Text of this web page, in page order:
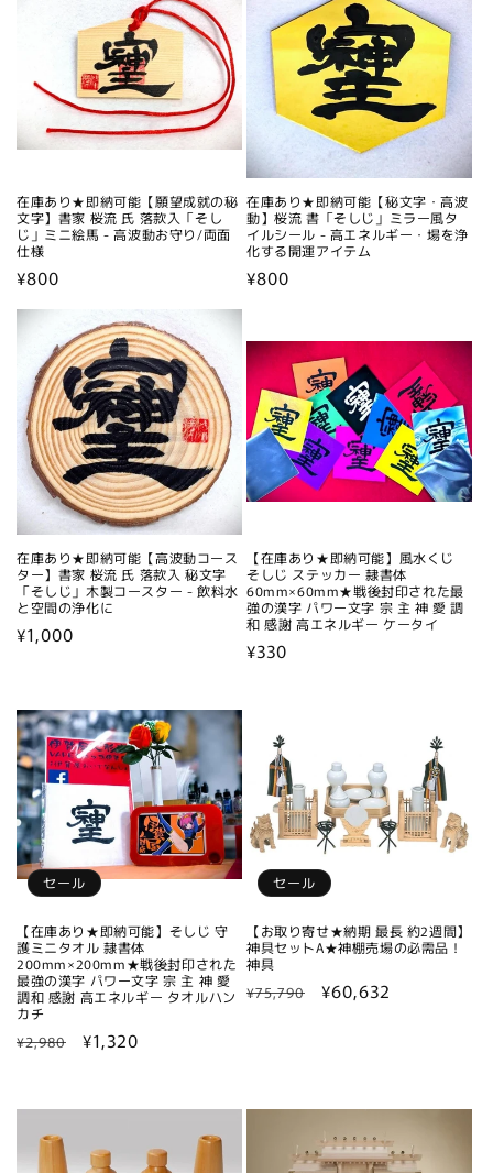
在庫あり★即納可能【願望成就の秘
文字】書家 桜流 氏 落款入「そし
じ」ミニ絵馬 - 高波動お守り/両面
仕様
通
常
¥800
在庫あり★即納可能【秘文字・高波
動】桜流 書「そしじ」ミラー風タ
イルシール - 高エネルギー・場を浄
化する開運アイテム
通
格
¥800
在庫あり★即納可能【高波動コース
ター】書家 桜流 氏 落款入 秘文字
「そしじ」木製コースター - 飲料水
と空間の浄化に
通
格
¥1,000
【在庫あり★即納可能】風水くじ
そしじ ステッカー 隷書体
60mm×60mm★戦後封印された最
強の漢字 パワー文字 宗 主 神 愛 調
和 感謝 高エネルギー ケータイ
通
¥330
セール
【在庫あり★即納可能】そしじ 守
護ミニタオル 隷書体
200mm×200mm★戦後封印された
最強の漢字 パワー文字 宗 主 神 愛
調和 感謝 高エネルギー タオルハン
カチ
通
¥2,980
セ
格
¥1,320
セール
【お取り寄せ★納期 最長 約2週間】
神具セットA★神棚売場の必需品！
神具
通
¥75,790
セ
¥60,632